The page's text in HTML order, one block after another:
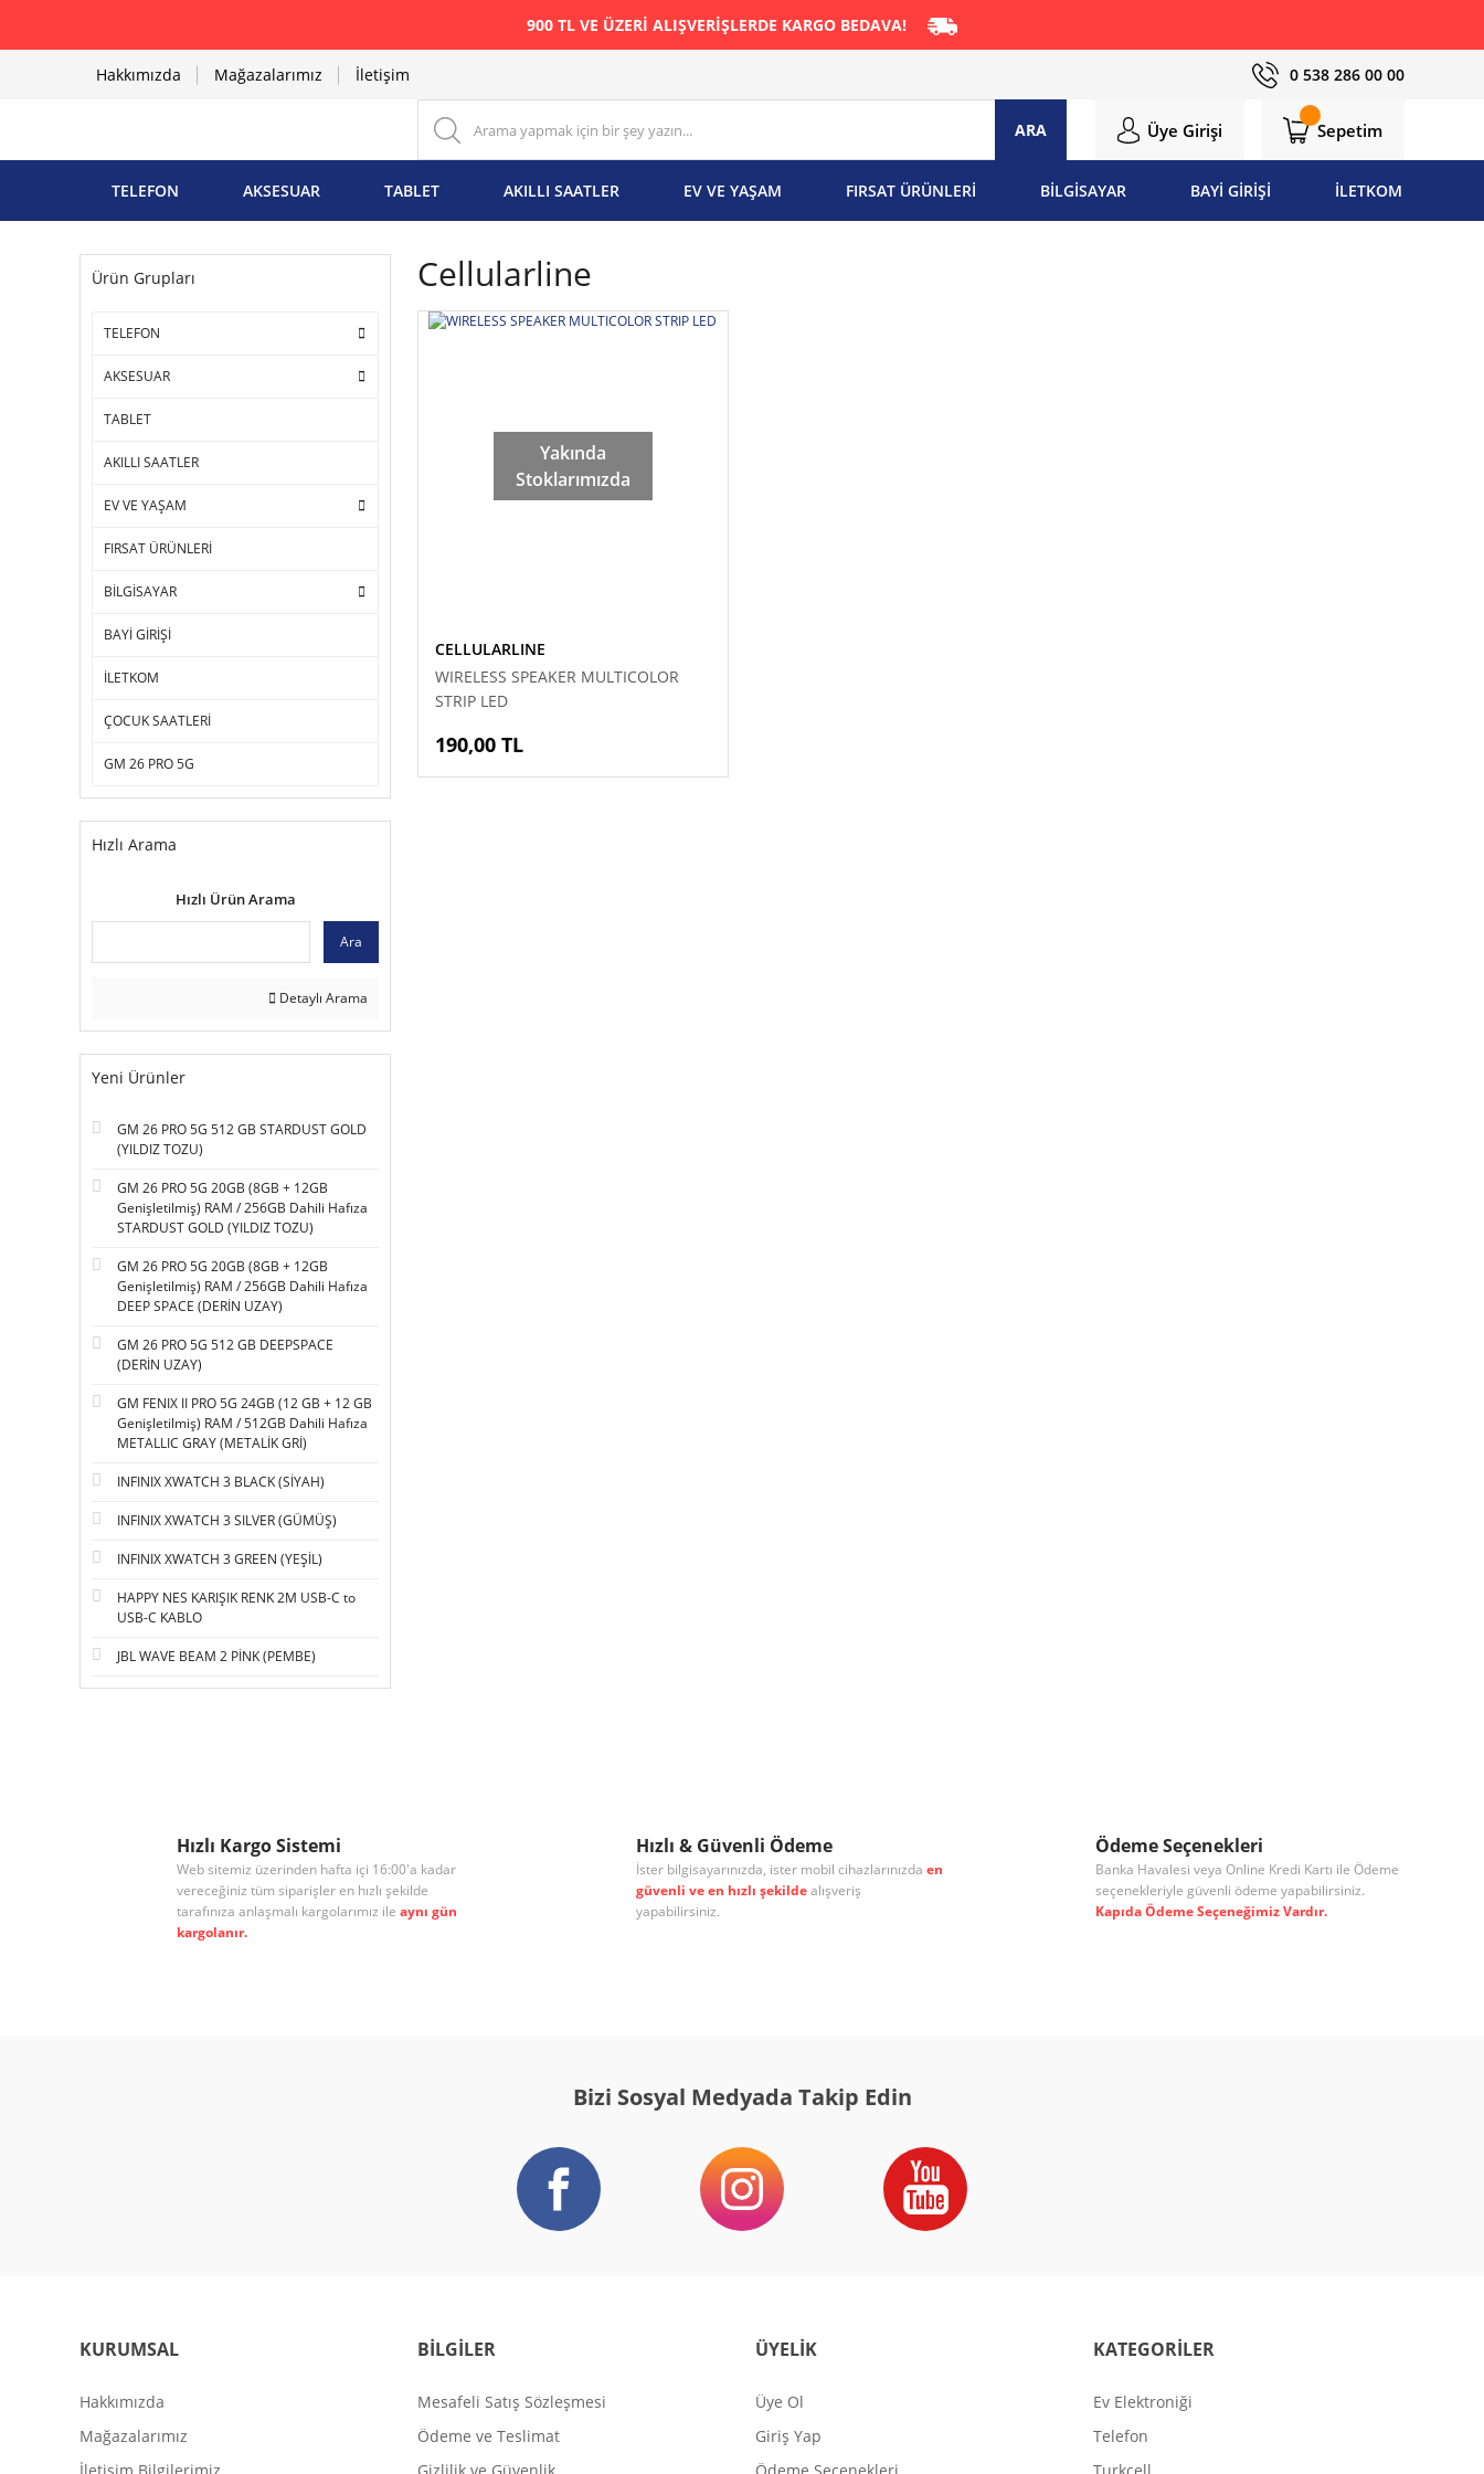
900 TL VE ÜZERİ ALIŞVERİŞLERDE KARGO BEDAVA!
Hakkımızda Mağazalarımız İletişim 0 538 286 00 00
ARA Üye Girişi Sepetim
TELEFON AKSESUAR TABLET AKILLI SAATLER EV VE YAŞAM FIRSAT ÜRÜNLERİ BİLGİSAYAR BAYİ GİRİŞİ İLETKOM
Ürün Grupları
TELEFON
AKSESUAR
TABLET
AKILLI SAATLER
EV VE YAŞAM
FIRSAT ÜRÜNLERİ
BİLGİSAYAR
BAYİ GİRİŞİ
İLETKOM
ÇOCUK SAATLERİ
GM 26 PRO 5G
Hızlı Arama
Hızlı Ürün Arama
Ara
Detaylı Arama
Yeni Ürünler
GM 26 PRO 5G 512 GB STARDUST GOLD
(YILDIZ TOZU)
GM 26 PRO 5G 20GB (8GB + 12GB
Genişletilmiş) RAM / 256GB Dahili Hafıza
STARDUST GOLD (YILDIZ TOZU)
GM 26 PRO 5G 20GB (8GB + 12GB
Genişletilmiş) RAM / 256GB Dahili Hafıza
DEEP SPACE (DERİN UZAY)
GM 26 PRO 5G 512 GB DEEPSPACE
(DERİN UZAY)
GM FENIX II PRO 5G 24GB (12 GB + 12 GB
Genişletilmiş) RAM / 512GB Dahili Hafıza
METALLIC GRAY (METALİK GRİ)
INFINIX XWATCH 3 BLACK (SİYAH)
INFINIX XWATCH 3 SILVER (GÜMÜŞ)
INFINIX XWATCH 3 GREEN (YEŞİL)
HAPPY NES KARIŞIK RENK 2M USB-C to
USB-C KABLO
JBL WAVE BEAM 2 PİNK (PEMBE)
Cellularline
Yakında
Stoklarımızda
CELLULARLINE
WIRELESS SPEAKER MULTICOLOR
STRIP LED
190,00 TL
Hızlı Kargo Sistemi
Web sitemiz üzerinden hafta içi 16:00'a kadar
vereceğiniz tüm siparişler en hızlı şekilde
tarafınıza anlaşmalı kargolarımız ile aynı gün
kargolanır.
Hızlı & Güvenli Ödeme
İster bilgisayarınızda, ister mobil cihazlarınızda en
güvenli ve en hızlı şekildealışveriş
yapabilirsiniz.
Ödeme Seçenekleri
Banka Havalesi veya Online Kredi Kartı ile Ödeme
seçenekleriyle güvenli ödeme yapabilirsiniz.
Kapıda Ödeme Seçeneğimiz Vardır.
Bizi Sosyal Medyada Takip Edin
KURUMSAL
Hakkımızda
Mağazalarımız
BİLGİLER
Mesafeli Satış Sözleşmesi
Ödeme ve Teslimat
ÜYELİK
Üye Ol
Giriş Yap
KATEGORİLER
Ev Elektroniği
Telefon